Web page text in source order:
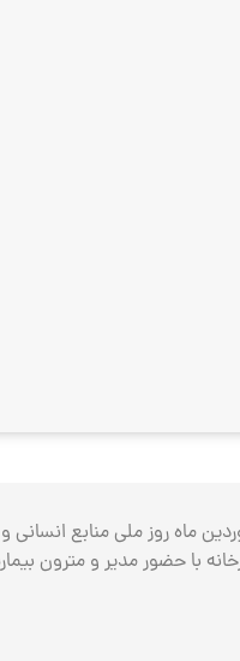
25 فروردین ماه روز ملی
با حضور مدیر و مترون